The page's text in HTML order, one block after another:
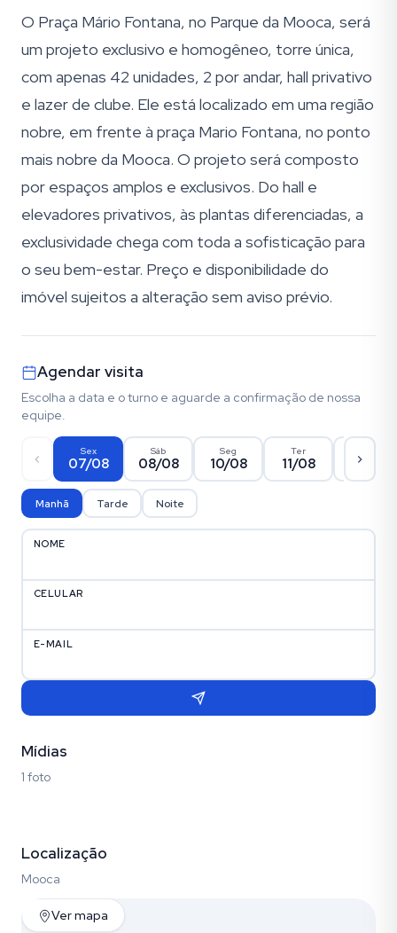
O Praça Mário Fontana, no Parque da Mooca, será
um projeto exclusivo e homogêneo, torre única,
com apenas 42 unidades, 2 por andar, hall privativo
e lazer de clube. Ele está localizado em uma região
nobre, em frente à praça Mario Fontana, no ponto
mais nobre da Mooca. O projeto será composto
por espaços amplos e exclusivos. Do hall e
elevadores privativos, às plantas diferenciadas, a
exclusividade chega com toda a sofisticação para
o seu bem-estar. Preço e disponibilidade do
imóvel sujeitos a alteração sem aviso prévio.
Agendar visita
Escolha a data e o turno e aguarde a confirmação de nossa
equipe.
Sex
07/08
Sáb
08/08
Seg
10/08
Ter
11/08 12/08
Manhã Tarde Noite
NOME
CELULAR
E-MAIL
Mídias
1 foto
Localização
Mooca
Ver mapa